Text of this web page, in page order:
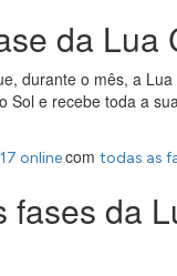
da Lua
durante o mês, a
Sol e recebe toda a
onlinecom todas as
fases da